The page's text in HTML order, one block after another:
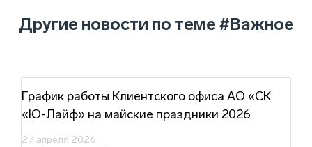
Другие новости по теме #Важное
График работы Клиентского офиса АО «СК
«Ю-Лайф» на майские праздники 2026
27 апреля 2026